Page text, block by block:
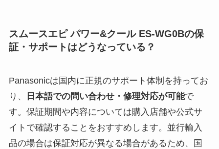
スムースエピ パワー&クール ES-WG0Bの保
証・サポートはどうなっている？
Panasonicは国内に正規のサポート体制を持ってお
り、
日本語での問い合わせ・修理対応が可能で
す。保証期間や内容については購入店舗や公式サ
イトで確認することをおすすめします。並行輸入
品の場合は保証対応が異なる場合があるため、国